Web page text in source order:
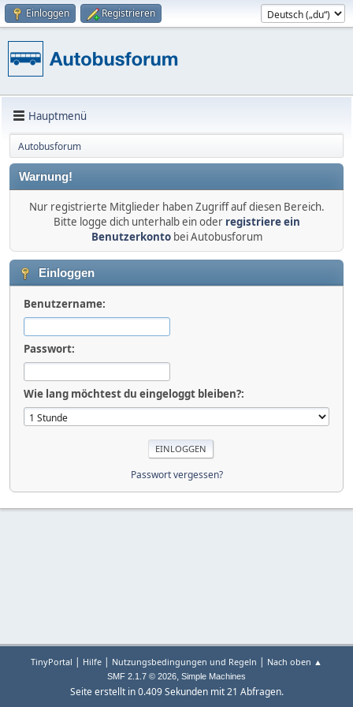
Einloggen Registrieren
Hauptmenü
Autobusforum
Warnung!
Nur registrierte Mitglieder haben Zugriff auf diesen Bereich.
Bitte logge dich unterhalb ein oder registriere ein
Benutzerkontobei Autobusforum
Einloggen
Benutzername:
Passwort:
Wie lang möchtest du eingeloggt bleiben?:
Passwort vergessen?
TinyPortal | Hilfe | Nutzungsbedingungen und Regeln | Nach oben ▲
SMF 2.1.7 © 2026, Simple Machines
Seite erstellt in 0.409 Sekunden mit 21 Abfragen.